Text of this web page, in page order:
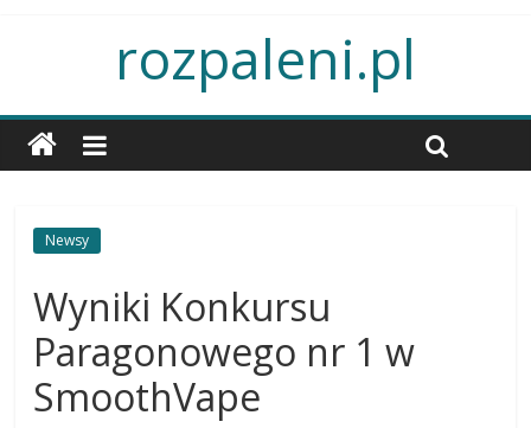
rozpaleni.pl
Newsy
Wyniki Konkursu
Paragonowego nr 1 w
SmoothVape